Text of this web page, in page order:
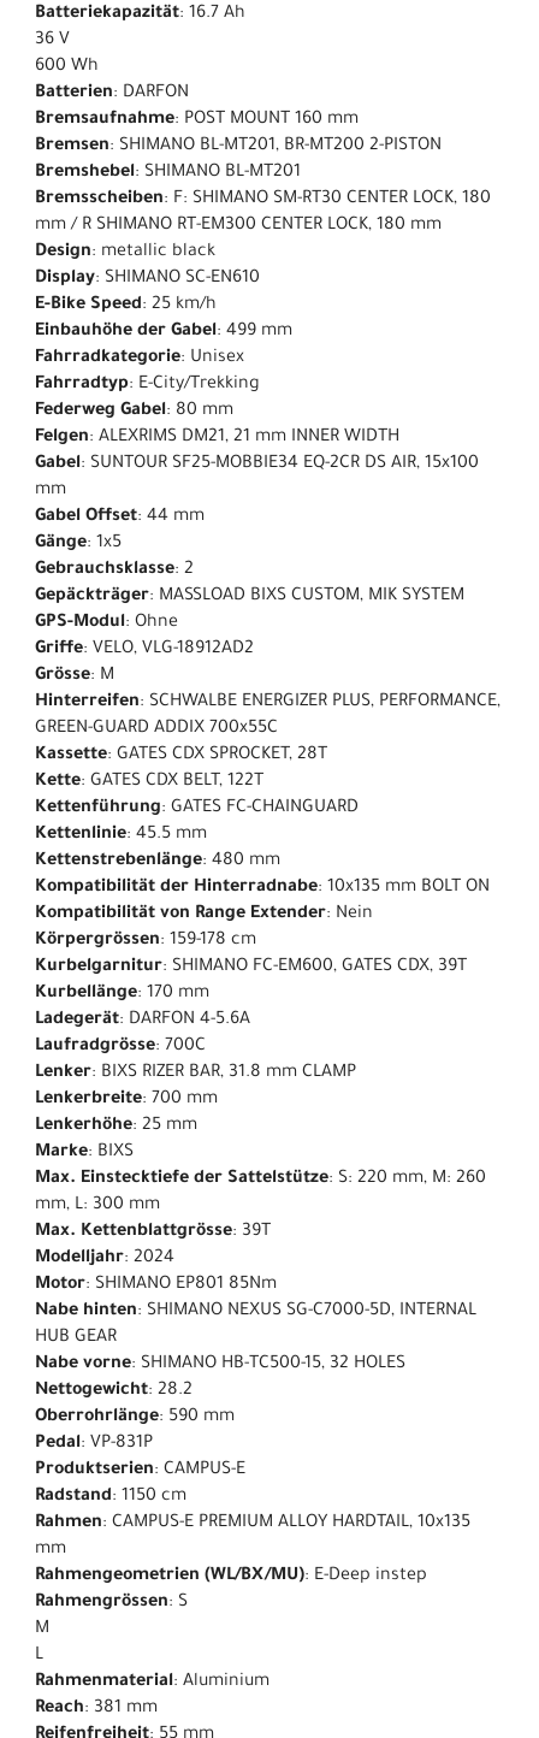
Batteriekapazität: 16.7 Ah
36 V
600 Wh
Batterien: DARFON
Bremsaufnahme: POST MOUNT 160 mm
Bremsen: SHIMANO BL-MT201, BR-MT200 2-PISTON
Bremshebel: SHIMANO BL-MT201
Bremsscheiben: F: SHIMANO SM-RT30 CENTER LOCK, 180
mm / R SHIMANO RT-EM300 CENTER LOCK, 180 mm
Design: metallic black
Display: SHIMANO SC-EN610
E-Bike Speed: 25 km/h
Einbauhöhe der Gabel: 499 mm
Fahrradkategorie: Unisex
Fahrradtyp: E-City/Trekking
Federweg Gabel: 80 mm
Felgen: ALEXRIMS DM21, 21 mm INNER WIDTH
Gabel: SUNTOUR SF25-MOBBIE34 EQ-2CR DS AIR, 15x100
mm
Gabel Offset: 44 mm
Gänge: 1x5
Gebrauchsklasse: 2
Gepäckträger: MASSLOAD BIXS CUSTOM, MIK SYSTEM
GPS-Modul: Ohne
Griffe: VELO, VLG-18912AD2
Grösse: M
Hinterreifen: SCHWALBE ENERGIZER PLUS, PERFORMANCE,
GREEN-GUARD ADDIX 700x55C
Kassette: GATES CDX SPROCKET, 28T
Kette: GATES CDX BELT, 122T
Kettenführung: GATES FC-CHAINGUARD
Kettenlinie: 45.5 mm
Kettenstrebenlänge: 480 mm
Kompatibilität der Hinterradnabe: 10x135 mm BOLT ON
Kompatibilität von Range Extender: Nein
Körpergrössen: 159-178 cm
Kurbelgarnitur: SHIMANO FC-EM600, GATES CDX, 39T
Kurbellänge: 170 mm
Ladegerät: DARFON 4-5.6A
Laufradgrösse: 700C
Lenker: BIXS RIZER BAR, 31.8 mm CLAMP
Lenkerbreite: 700 mm
Lenkerhöhe: 25 mm
Marke: BIXS
Max. Einstecktiefe der Sattelstütze: S: 220 mm, M: 260
mm, L: 300 mm
Max. Kettenblattgrösse: 39T
Modelljahr: 2024
Motor: SHIMANO EP801 85Nm
Nabe hinten: SHIMANO NEXUS SG-C7000-5D, INTERNAL
HUB GEAR
Nabe vorne: SHIMANO HB-TC500-15, 32 HOLES
Nettogewicht: 28.2
Oberrohrlänge: 590 mm
Pedal: VP-831P
Produktserien: CAMPUS-E
Radstand: 1150 cm
Rahmen: CAMPUS-E PREMIUM ALLOY HARDTAIL, 10x135
mm
Rahmengeometrien (WL/BX/MU): E-Deep instep
Rahmengrössen: S
M
L
Rahmenmaterial: Aluminium
Reach: 381 mm